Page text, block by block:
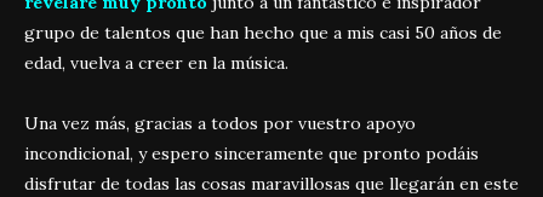
grupo de talentos que han hecho que a mis casi 50 años de
edad, vuelva a creer en la música.
Una vez más, gracias a todos por vuestro apoyo
incondicional, y espero sinceramente que pronto podáis
disfrutar de todas las cosas maravillosas que llegarán en este